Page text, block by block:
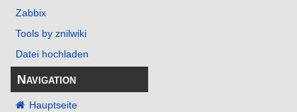
Zabbix
Tools by znilwiki
Datei hochladen
Navigation
Hauptseite